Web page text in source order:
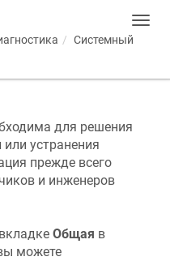
Системный
для решения
устранения
прежде всего
и инженеров
Общая в
можете